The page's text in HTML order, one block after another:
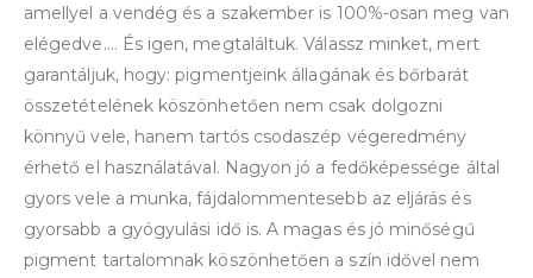
amellyel a vendég és a szakember is 100%-osan meg van
elégedve…. És igen, megtaláltuk. Válassz minket, mert
garantáljuk, hogy: pigmentjeink állagának és bőrbarát
összetételének köszönhetően nem csak dolgozni
könnyű vele, hanem tartós csodaszép végeredmény
érhető el használatával. Nagyon jó a fedőképessége által
gyors vele a munka, fájdalommentesebb az eljárás és
gyorsabb a gyógyulási idő is. A magas és jó minőségű
pigment tartalomnak köszönhetően a szín idővel nem